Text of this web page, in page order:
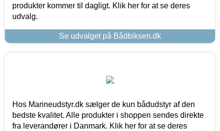
produkter kommer til dagligt. Klik her for at se deres
udvalg.
Se udvalget på Bådbiksen.dk
Hos Marineudstyr.dk sælger de kun bådudstyr af den
bedste kvalitet. Alle produkter i shoppen sendes direkte
fra leverandører i Danmark. Klik her for at se deres